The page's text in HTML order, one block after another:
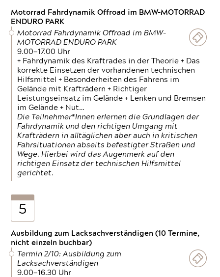
Motorrad Fahrdynamik Offroad im BMW-MOTORRAD
ENDURO PARK
Motorrad Fahrdynamik Offroad im BMW-
MOTORRAD ENDURO PARK
9.00—17.00 Uhr
+ Fahrdynamik des Kraftrades in der Theorie + Das
korrekte Einsetzen der vorhandenen technischen
Hilfsmittel + Besonderheiten des Fahrens im
Gelände mit Krafträdern + Richtiger
Leistungseinsatz im Gelände + Lenken und Bremsen
im Gelände + Nut…
Die Teilnehmer*Innen erlernen die Grundlagen der
Fahrdynamik und den richtigen Umgang mit
Krafträdern in alltäglichen aber auch in kritischen
Fahrsituationen abseits befestigter Straßen und
Wege. Hierbei wird das Augenmerk auf den
richtigen Einsatz der technischen Hilfsmittel
gerichtet.
5
Ausbildung zum Lacksachverständigen (10 Termine,
nicht einzeln buchbar)
Termin 2/10: Ausbildung zum
Lacksachverständigen
9.00—16.30 Uhr